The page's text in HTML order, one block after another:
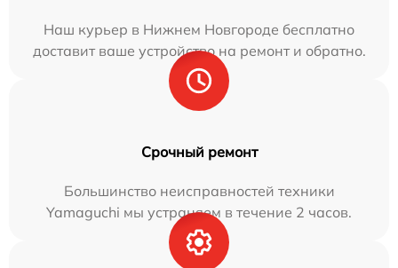
Наш курьер в Нижнем Новгороде бесплатно
доставит ваше устройство на ремонт и обратно.
Срочный ремонт
Большинство неисправностей техники
Yamaguchi мы устраняем в течение 2 часов.